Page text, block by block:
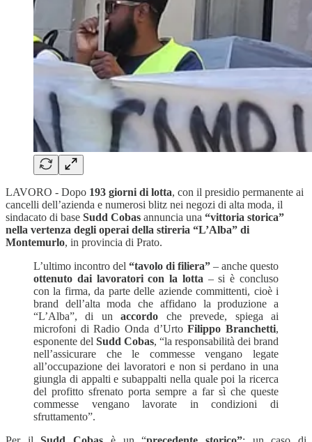
LAVORO - Dopo 193 giorni di lotta, con il presidio permanente ai
cancelli dell’azienda e numerosi blitz nei negozi di alta moda, il
sindacato di base Sudd Cobas annuncia una “vittoria storica”
nella vertenza degli operai della stireria “L’Alba” di
Montemurlo, in provincia di Prato.
L’ultimo incontro del “tavolo di filiera” – anche questo
ottenuto dai lavoratori con la lotta – si è concluso
con la firma, da parte delle aziende committenti, cioè i
brand dell’alta moda che affidano la produzione a
“L’Alba”, di un accordo che prevede, spiega ai
microfoni di Radio Onda d’UrtoFilippo Branchetti,
esponente del Sudd Cobas, “la responsabilità dei brand
nell’assicurare che le commesse vengano legate
all’occupazione dei lavoratori e non si perdano in una
giungla di appalti e subappalti nella quale poi la ricerca
del profitto sfrenato porta sempre a far sì che queste
commesse vengano lavorate in condizioni di
sfruttamento”.